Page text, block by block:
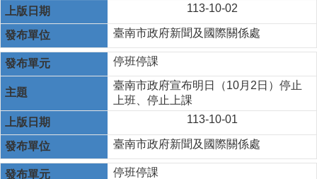
113-10-02
臺南市政府新聞及國際關係處
停班停課
臺南市政府宣布明日（10月2日）停止
上班、停止上課
113-10-01
臺南市政府新聞及國際關係處
停班停課